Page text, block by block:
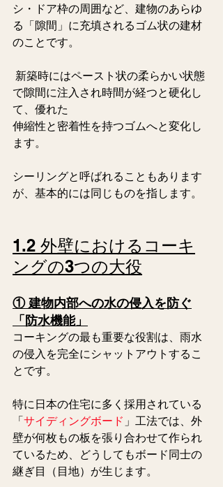
シ・ドア枠の周囲など、建物のあらゆ
る「隙間」に充填されるゴム状の建材
のことです。
で隙間に注入され時間が経つと硬化し
て、優れた
伸縮性と密着性を持つゴムへと変化し
ます。
シーリングと呼ばれることもあります
が、基本的には同じものを指します。
1.2 外壁におけるコーキ
ングの3つの大役
① 建物内部への水の侵入を防ぐ
「防水機能」
コーキングの最も重要な役割は、雨水
の侵入を完全にシャットアウトするこ
とです。
特に日本の住宅に多く採用されている
「サイディングボード 」工法では、外
壁が何枚もの板を張り合わせて作られ
ているため、どうしてもボード同士の
継ぎ目（目地）が生じます。